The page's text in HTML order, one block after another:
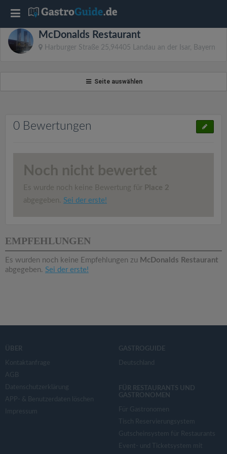
McDonalds Restaurant
Harburger Straße 25,94405 Landau an der Isar, Bayern
Seite auswählen
0 Bewertungen
Noch nicht bewertet
Es wurde noch keine Bewertung für Place 2
abgegeben. Sei der erste!
EMPFEHLUNGEN
Es wurden noch keine Empfehlungen zu McDonalds Restaurant
abgegeben. Sei der erste!
ÜBER
Kontaktanfrage
AGB
Datenschutzerklärung
APP- & Benutzerdaten löschen
Impressum
GASTROGUIDE
Deutschland
FÜR RESTAURANTS UND
GASTRONOMEN
Für Gastronomen
Tisch Reservierungsystem
Gutscheinsystem für Restaurants
Event- und Ticketsystem mit
T
o
i
o
n